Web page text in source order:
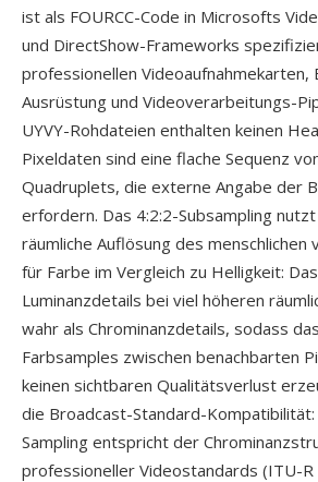
ist als FOURCC-Code in Microsofts
und DirectShow-Frameworks
professionellen Videoaufnahmekarten,
Ausrüstung und Videoverarbeitungs-
UYVY-Rohdateien enthalten keinen
Pixeldaten sind eine flache Sequenz
Quadruplets, die externe Angabe der
erfordern. Das 4:2:2-Subsampling
räumliche Auflösung des menschlichen
für Farbe im Vergleich zu Helligkeit:
Luminanzdetails bei viel höheren
wahr als Chrominanzdetails, sodass
Farbsamples zwischen benachbarten
keinen sichtbaren Qualitätsverlust
die Broadcast-Standard-Kompatibilität:
Sampling entspricht der
professioneller Videostandards (ITU-R